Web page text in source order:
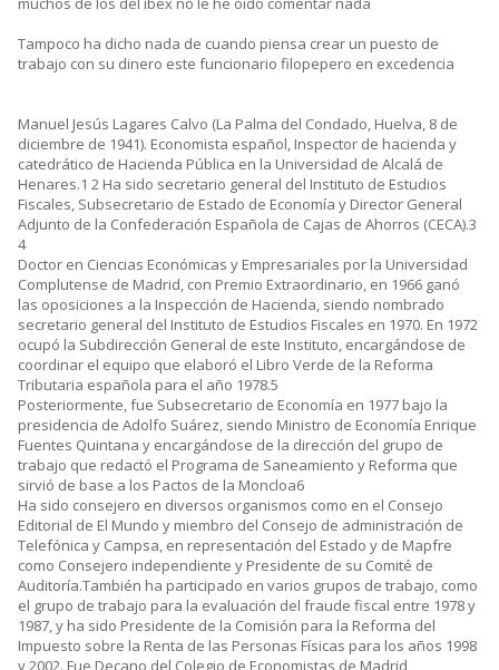
Tampoco ha dicho nada de cuando piensa crear un puesto de
trabajo con su dinero este funcionario filopepero en excedencia
Manuel Jesús Lagares Calvo (La Palma del Condado, Huelva, 8 de
diciembre de 1941). Economista español, Inspector de hacienda y
catedrático de Hacienda Pública en la Universidad de Alcalá de
Henares.1 2 Ha sido secretario general del Instituto de Estudios
Fiscales, Subsecretario de Estado de Economía y Director General
Adjunto de la Confederación Española de Cajas de Ahorros (CECA).3
4
Doctor en Ciencias Económicas y Empresariales por la Universidad
Complutense de Madrid, con Premio Extraordinario, en 1966 ganó
las oposiciones a la Inspección de Hacienda, siendo nombrado
secretario general del Instituto de Estudios Fiscales en 1970. En 1972
ocupó la Subdirección General de este Instituto, encargándose de
coordinar el equipo que elaboró el Libro Verde de la Reforma
Tributaria española para el año 1978.5
Posteriormente, fue Subsecretario de Economía en 1977 bajo la
presidencia de Adolfo Suárez, siendo Ministro de Economía Enrique
Fuentes Quintana y encargándose de la dirección del grupo de
trabajo que redactó el Programa de Saneamiento y Reforma que
sirvió de base a los Pactos de la Moncloa6
Ha sido consejero en diversos organismos como en el Consejo
Editorial de El Mundo y miembro del Consejo de administración de
Telefónica y Campsa, en representación del Estado y de Mapfre
como Consejero independiente y Presidente de su Comité de
Auditoría.También ha participado en varios grupos de trabajo, como
el grupo de trabajo para la evaluación del fraude fiscal entre 1978 y
1987, y ha sido Presidente de la Comisión para la Reforma del
Impuesto sobre la Renta de las Personas Físicas para los años 1998
y 2002. Fue Decano del Colegio de Economistas de Madrid